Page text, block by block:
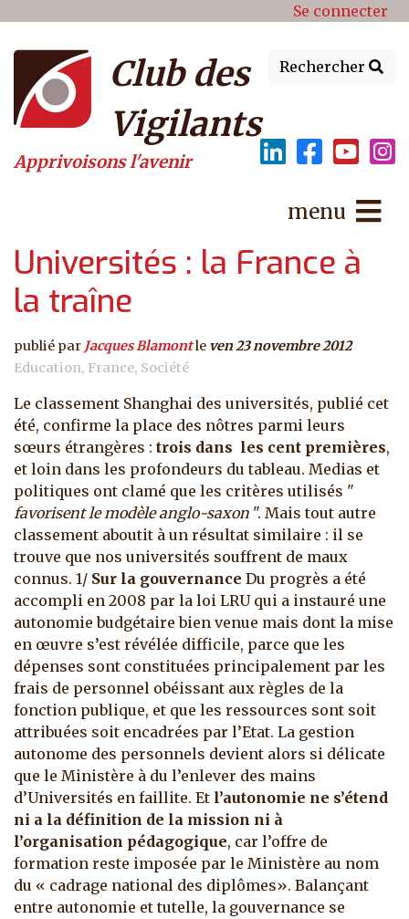
Menu du compte de Se connecter
Rechercher
Club des
Vigilants
Apprivoisons l'avenir
menu
Universités : la France à
la traîne
publié par Jacques Blamontle ven 23 novembre 2012
Education France Société
Le classement Shanghai des universités, publié cet
été, confirme la place des nôtres parmi leurs
sœurs étrangères : trois dans les cent premières,
et loin dans les profondeurs du tableau. Medias et
politiques ont clamé que les critères utilisés "
favorisent le modèle anglo-saxon ". Mais tout autre
classement aboutit à un résultat similaire : il se
trouve que nos universités souffrent de maux
connus. 1/ Sur la gouvernance Du progrès a été
accompli en 2008 par la loi LRU qui a instauré une
autonomie budgétaire bien venue mais dont la mise
en œuvre s’est révélée difficile, parce que les
dépenses sont constituées principalement par les
frais de personnel obéissant aux règles de la
fonction publique, et que les ressources sont soit
attribuées soit encadrées par l’Etat. La gestion
autonome des personnels devient alors si délicate
que le Ministère à du l’enlever des mains
d’Universités en faillite. Et l’autonomie ne s’étend
ni a la définition de la mission ni à
l’organisation pédagogique, car l’offre de
formation reste imposée par le Ministère au nom
du « cadrage national des diplômes». Balançant
entre autonomie et tutelle, la gouvernance se